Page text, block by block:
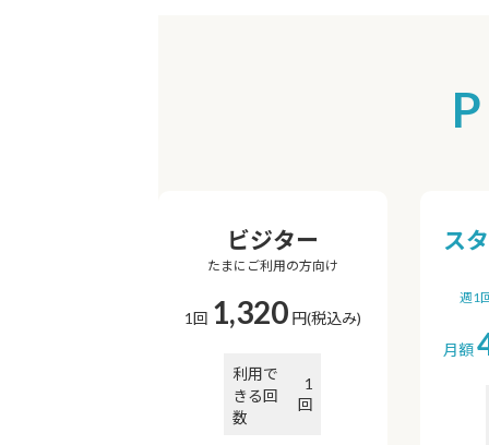
ビジター
たまにご利用の方向け
1回 1,320 円(税込み)
利用で
きる回
数
1
回
ス
週1
月額